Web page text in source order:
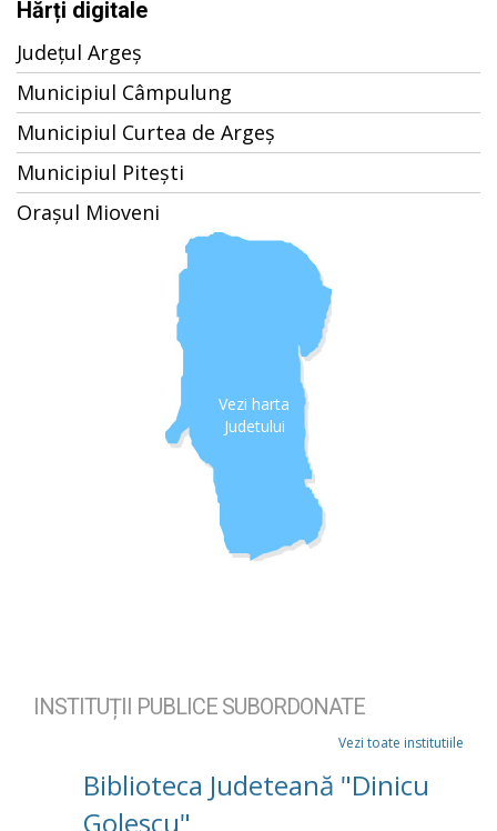
Hărți digitale
Județul Argeș
Municipiul Câmpulung
Municipiul Curtea de Argeș
Municipiul Pitești
Orașul Mioveni
Vezi harta
Judetului
INSTITUȚII PUBLICE SUBORDONATE
Vezi toate institutiile
Biblioteca Judeteană "Dinicu
Golescu"